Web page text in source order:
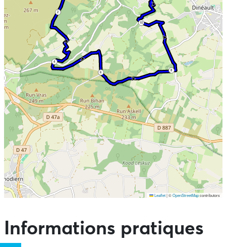
historique et culturelle à votre visite.
Profitez de cette randonnée à travers les Hauts de
Dinéault pour vous imprégner de magnifiques
paysages et explorer les richesses de notre destination
Menez-Hom Atlantique.
8
4
2
6
10
Leaflet |©OpenStreetMapcontributors
Informations pratiques